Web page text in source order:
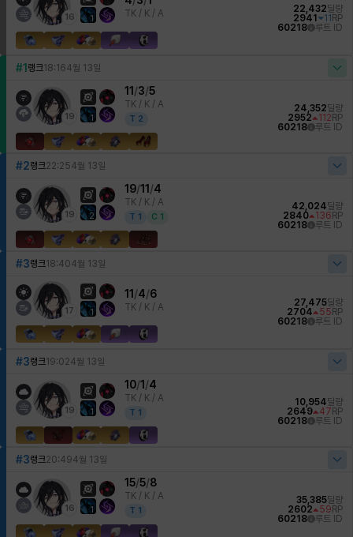
16 1 TK / K / A 22,432딜량
2941
11 RP
60218
루트 ID
#1 랭크18:164월 13일
19 1
11 /3/5
TK / K / A
T 2
24,352딜량
2952
112 RP
60218
루트 ID
#2랭크22:254월 13일
19 2
19/11 /4
TK / K / A
T 1 C 1
42,024딜량
2840
136 RP
60218
루트 ID
#3랭크18:404월 13일
17 1
11 /4/6
TK / K / A 27,475딜량
2704
55 RP
60218
루트 ID
#3랭크19:024월 13일
19 1
10/1 /4
TK / K / A
T 1
10,954딜량
2649
47 RP
60218
루트 ID
#3랭크20:494월 13일
16 1
15/5/8
TK / K / A
T 1
35,385딜량
2602
59 RP
60218
루트 ID